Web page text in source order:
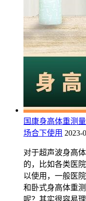
国康身高体重测
场合下使用 2023-
对于超声波身高
的，比如各类医
以使用，一般医
和卧式身高体重
呢？其实很容易